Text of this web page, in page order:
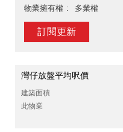
物業擁有權
多業權
訂閱更新
灣仔放盤平均呎價
建築面積
此物業